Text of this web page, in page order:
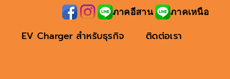
ภาคอีสาน ภาคเหนือ
EV Charger สำหรับธุรกิจ ติดต่อเรา